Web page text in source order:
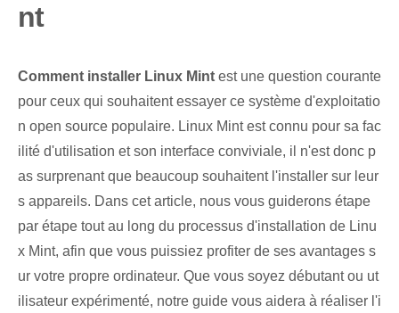
nt
Comment installer Linux Mint est une question courante
pour ceux qui souhaitent essayer ce système d'exploitatio
n open source populaire. Linux Mint est connu pour sa fac
ilité d'utilisation et son interface conviviale, il n'est donc p
as surprenant que beaucoup souhaitent l'installer sur leur
s appareils. Dans cet article, nous vous guiderons étape
par étape tout au long du processus d'installation de Linu
x Mint, afin que vous puissiez profiter de ses avantages s
ur votre propre ordinateur. Que vous soyez débutant ou ut
ilisateur expérimenté, notre guide vous aidera à réaliser l'i